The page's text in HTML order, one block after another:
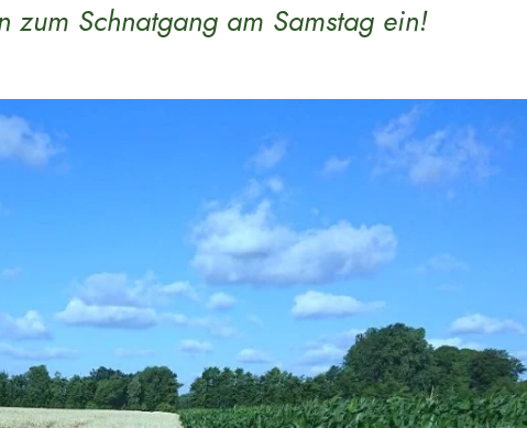
zum Schnatgang am Samstag ein!